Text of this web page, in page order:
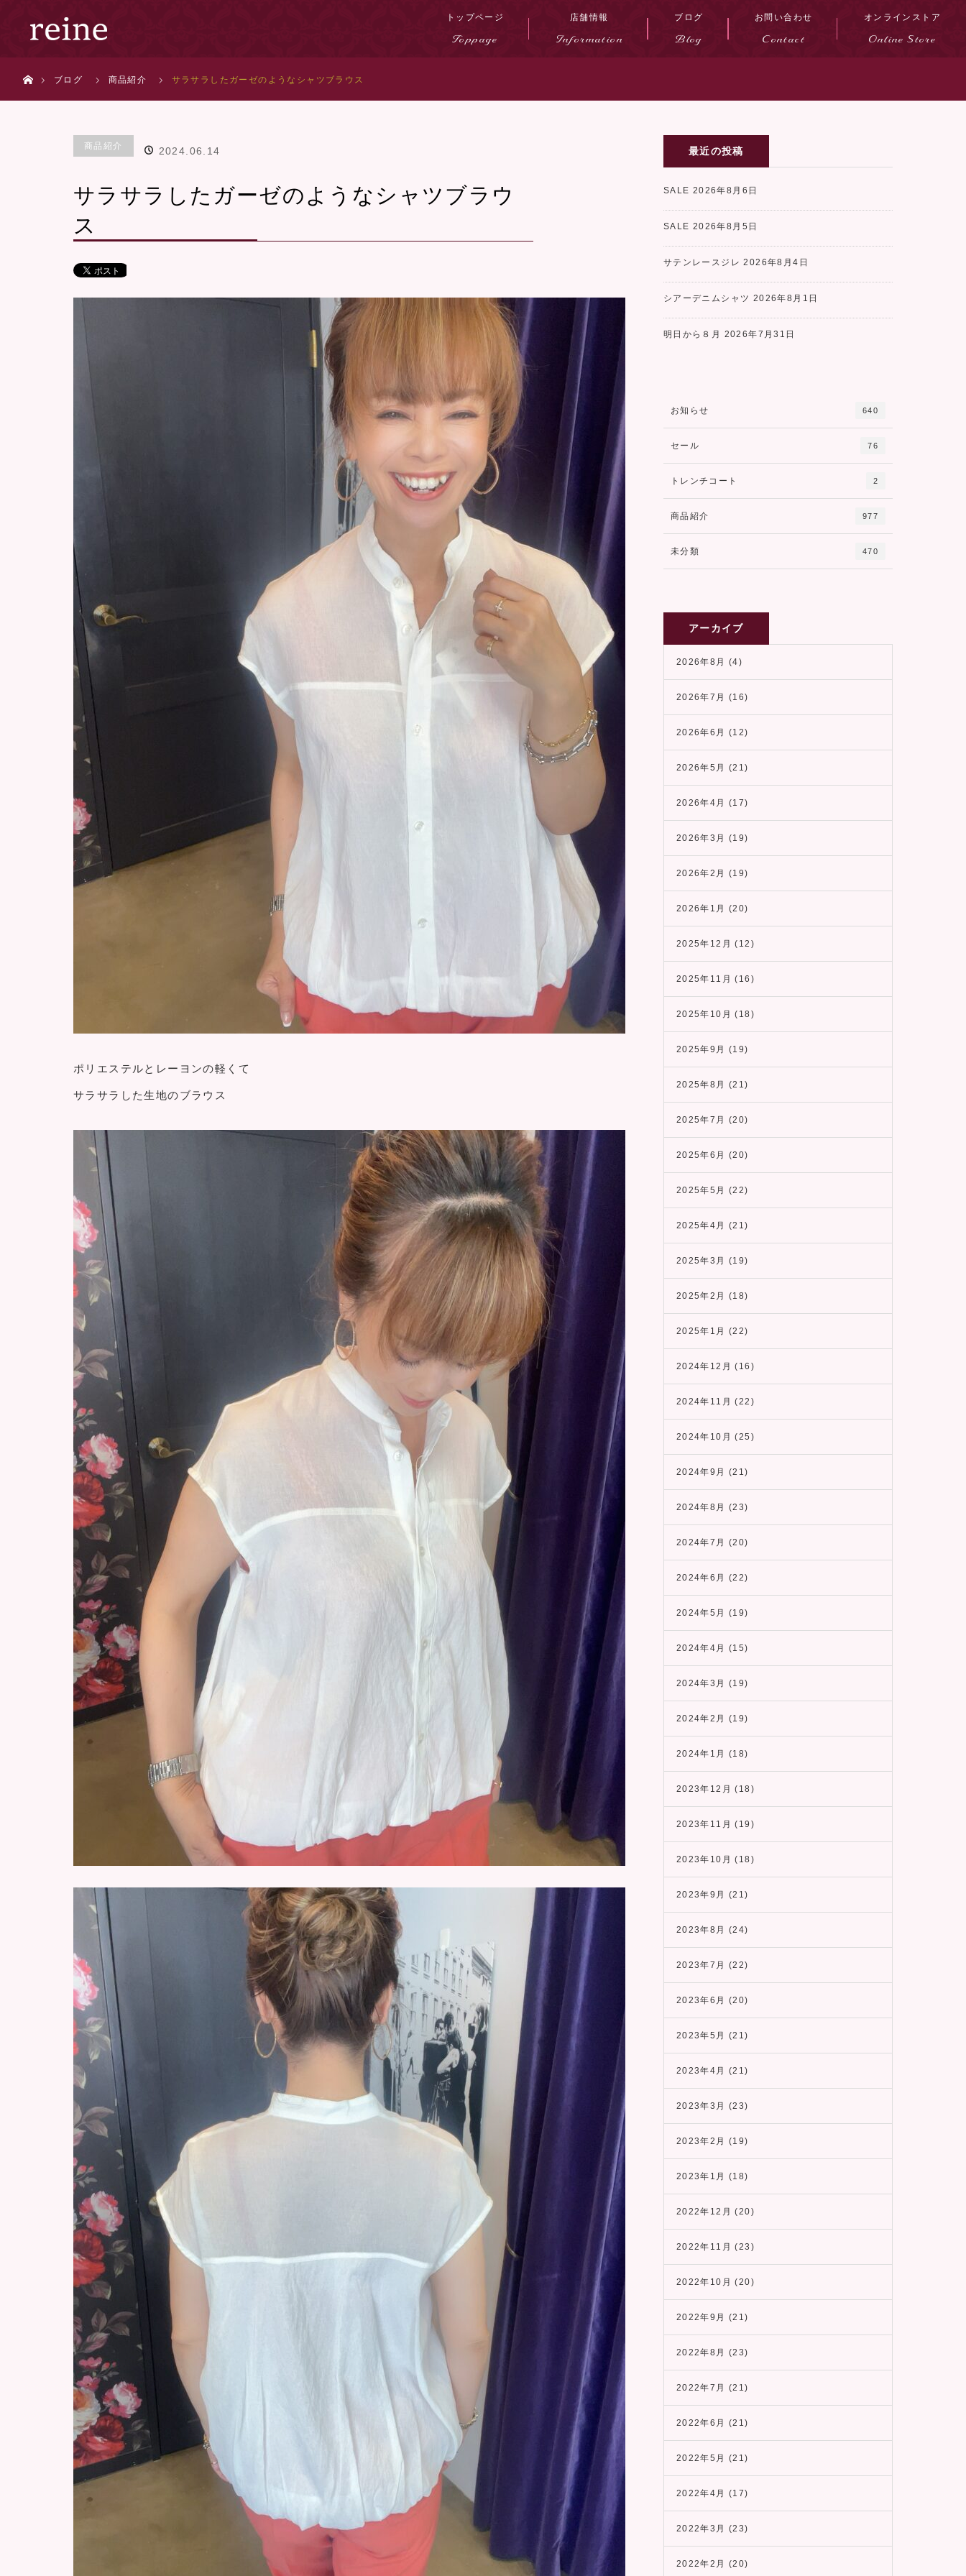
トップページ
Toppage
店舗情報
Information
ブログ
Blog
お問い合わせ
Contact
オンラインストア
Online Store
ブログ
商品紹介 サラサラしたガーゼのようなシャツブラウス
商品紹介 2024.06.14
サラサラしたガーゼのようなシャツブラウ
ス
ポリエステルとレーヨンの軽くて
サラサラした生地のブラウス
最近の投稿
SALE 2026年8月6日
SALE 2026年8月5日
サテンレースジレ 2026年8月4日
シアーデニムシャツ 2026年8月1日
明日から８月 2026年7月31日
お知らせ 640
セール 76
トレンチコート 2
商品紹介 977
未分類 470
アーカイブ
2026年8月 (4)
2026年7月 (16)
2026年6月 (12)
2026年5月 (21)
2026年4月 (17)
2026年3月 (19)
2026年2月 (19)
2026年1月 (20)
2025年12月 (12)
2025年11月 (16)
2025年10月 (18)
2025年9月 (19)
2025年8月 (21)
2025年7月 (20)
2025年6月 (20)
2025年5月 (22)
2025年4月 (21)
2025年3月 (19)
2025年2月 (18)
2025年1月 (22)
2024年12月 (16)
2024年11月 (22)
2024年10月 (25)
2024年9月 (21)
2024年8月 (23)
2024年7月 (20)
2024年6月 (22)
2024年5月 (19)
2024年4月 (15)
2024年3月 (19)
2024年2月 (19)
2024年1月 (18)
2023年12月 (18)
2023年11月 (19)
2023年10月 (18)
2023年9月 (21)
2023年8月 (24)
2023年7月 (22)
2023年6月 (20)
2023年5月 (21)
2023年4月 (21)
2023年3月 (23)
2023年2月 (19)
2023年1月 (18)
2022年12月 (20)
2022年11月 (23)
2022年10月 (20)
2022年9月 (21)
2022年8月 (23)
2022年7月 (21)
2022年6月 (21)
2022年5月 (21)
2022年4月 (17)
2022年3月 (23)
2022年2月 (20)